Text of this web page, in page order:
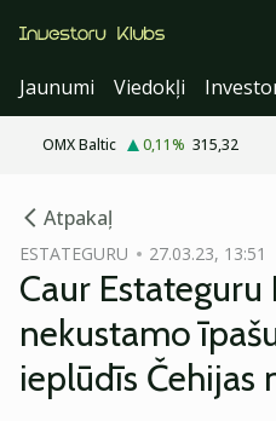
Jaunumi
Viedokļi
OMX Baltic 0,11% 315,32
Atpakaļ
ESTATEGURU 27.03.23, 13:51
Caur Estateguru
nekustamo
ieplūdīs Čehijas